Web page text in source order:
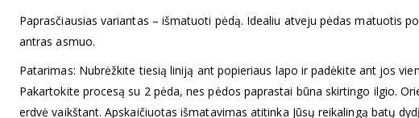
Paprasčiausias variantas – išmatuoti pėdą. Idealiu atveju pėdas matuotis
antras asmuo.
Patarimas: Nubrėžkite tiesią liniją ant popieriaus lapo ir padėkite ant jos
Pakartokite procesą su 2 pėda, nes pėdos paprastai būna skirtingo ilgio.
erdvė vaikštant. Apskaičiuotas išmatavimas atitinka Jūsų reikalingą batų